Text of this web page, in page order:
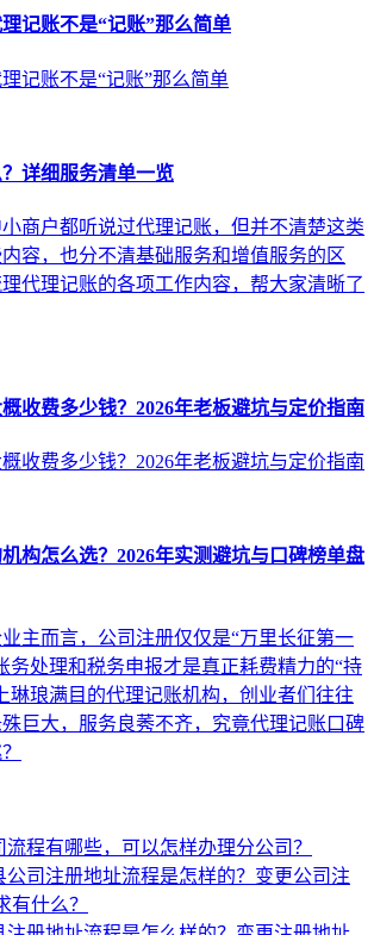
记账不是“记账”那么简单
记账不是“记账”那么简单
详细服务清单一览
商户都听说过代理记账，但并不清楚这类
容，也分不清基础服务和增值服务的区
代理记账的各项工作内容，帮大家清晰了
收费多少钱？2026年老板避坑与定价指南
收费多少钱？2026年老板避坑与定价指南
构怎么选？2026年实测避坑与口碑榜单盘
主而言，公司注册仅仅是“万里长征第一
务处理和税务申报才是真正耗费精力的“持
琳琅满目的代理记账机构，创业者们往往
巨大，服务良莠不齐，究竟代理记账口碑
流程有哪些，可以怎样办理分公司？
公司注册地址流程是怎样的？变更公司注
有什么？